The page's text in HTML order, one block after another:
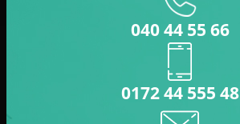
040 44 55 66
0172 44 555 48